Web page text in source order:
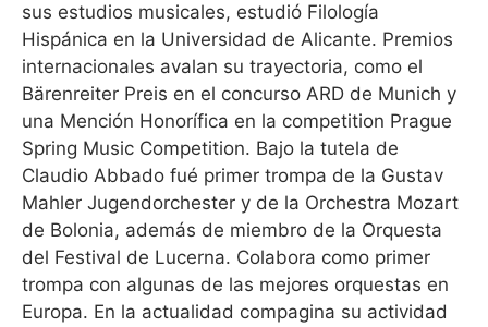
sus estudios musicales, estudió Filología
Hispánica en la Universidad de Alicante. Premios
internacionales avalan su trayectoria, como el
Bärenreiter Preis en el concurso ARD de Munich y
una Mención Honorífica en la competition Prague
Spring Music Competition. Bajo la tutela de
Claudio Abbado fué primer trompa de la Gustav
Mahler Jugendorchester y de la Orchestra Mozart
de Bolonia, además de miembro de la Orquesta
del Festival de Lucerna. Colabora como primer
trompa con algunas de las mejores orquestas en
Europa. En la actualidad compagina su actividad